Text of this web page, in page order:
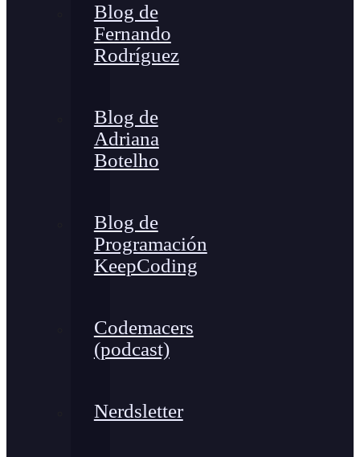
Blog de
Fernando
Rodríguez
Blog de
Adriana
Botelho
Blog de
Programación
KeepCoding
Codemacers
(podcast)
Nerdsletter